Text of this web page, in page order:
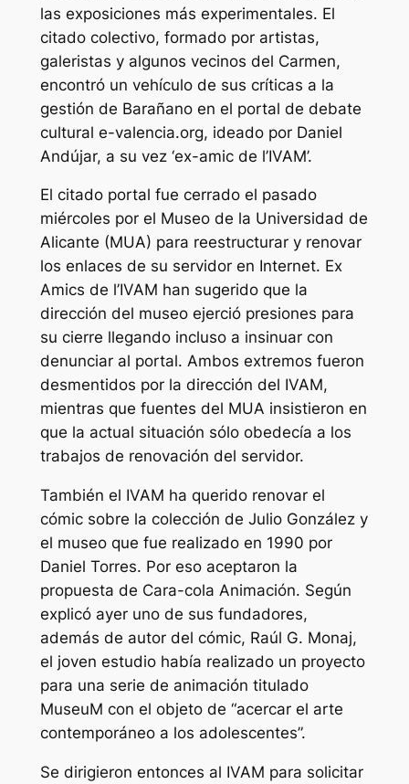
las exposiciones más experimentales. El
citado colectivo, formado por artistas,
galeristas y algunos vecinos del Carmen,
encontró un vehículo de sus críticas a la
gestión de Barañano en el portal de debate
cultural e-valencia.org, ideado por Daniel
Andújar, a su vez ‘ex-amic de l’IVAM’.
El citado portal fue cerrado el pasado
miércoles por el Museo de la Universidad de
Alicante (MUA) para reestructurar y renovar
los enlaces de su servidor en Internet. Ex
Amics de l’IVAM han sugerido que la
dirección del museo ejerció presiones para
su cierre llegando incluso a insinuar con
denunciar al portal. Ambos extremos fueron
desmentidos por la dirección del IVAM,
mientras que fuentes del MUA insistieron en
que la actual situación sólo obedecía a los
trabajos de renovación del servidor.
También el IVAM ha querido renovar el
cómic sobre la colección de Julio González y
el museo que fue realizado en 1990 por
Daniel Torres. Por eso aceptaron la
propuesta de Cara-cola Animación. Según
explicó ayer uno de sus fundadores,
además de autor del cómic, Raúl G. Monaj,
el joven estudio había realizado un proyecto
para una serie de animación titulado
MuseuM con el objeto de “acercar el arte
contemporáneo a los adolescentes”.
Se dirigieron entonces al IVAM para solicitar